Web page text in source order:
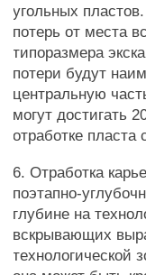
угольных
потерь от места
типоразмера
потери будут
центральную
могут достигать
отработке
6. Отработка
поэтапно-
глубине на
вскрывающих
технологической